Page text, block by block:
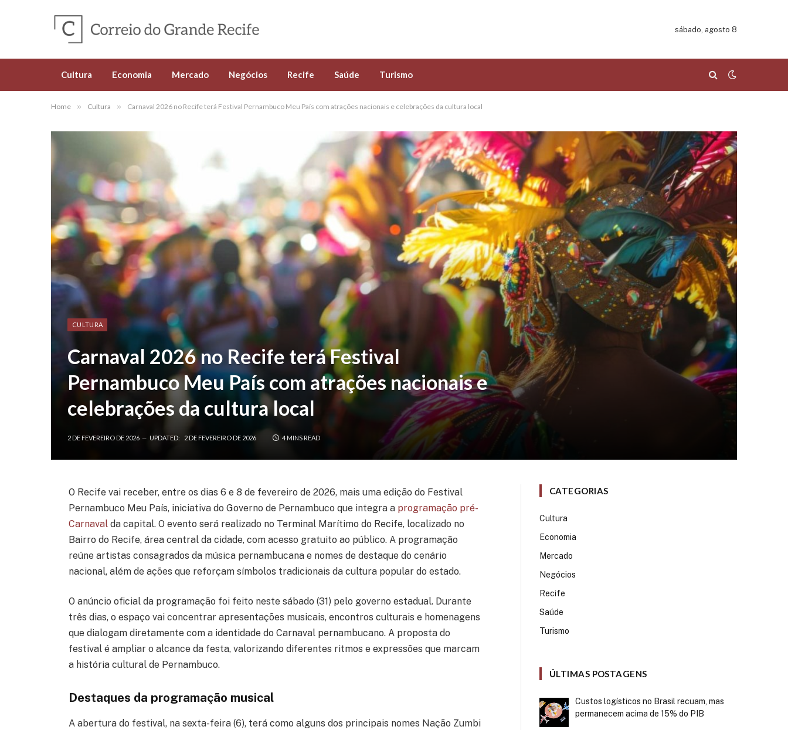
sábado, agosto 8
Cultura Economia Mercado Negócios Recife Saúde Turismo
Home » Cultura » Carnaval 2026 no Recife terá Festival Pernambuco Meu País com atrações nacionais e celebrações da cultura local
CULTURA
Carnaval 2026 no Recife terá Festival
Pernambuco Meu País com atrações nacionais e
celebrações da cultura local
2 DE FEVEREIRO DE 2026 UPDATED: 2 DE FEVEREIRO DE 2026 4 MINS READ
O Recife vai receber, entre os dias 6 e 8 de fevereiro de 2026, mais uma edição do Festival
Pernambuco Meu País, iniciativa do Governo de Pernambuco que integra a programação pré-
Carnaval da capital. O evento será realizado no Terminal Marítimo do Recife, localizado no
Bairro do Recife, área central da cidade, com acesso gratuito ao público. A programação
reúne artistas consagrados da música pernambucana e nomes de destaque do cenário
nacional, além de ações que reforçam símbolos tradicionais da cultura popular do estado.
O anúncio oficial da programação foi feito neste sábado (31) pelo governo estadual. Durante
três dias, o espaço vai concentrar apresentações musicais, encontros culturais e homenagens
que dialogam diretamente com a identidade do Carnaval pernambucano. A proposta do
festival é ampliar o alcance da festa, valorizando diferentes ritmos e expressões que marcam
a história cultural de Pernambuco.
Destaques da programação musical
A abertura do festival, na sexta-feira (6), terá como alguns dos principais nomes Nação Zumbi
CATEGORIAS
Cultura
Economia
Mercado
Negócios
Recife
Saúde
Turismo
ÚLTIMAS POSTAGENS
Custos logísticos no Brasil recuam, mas
permanecem acima de 15% do PIB